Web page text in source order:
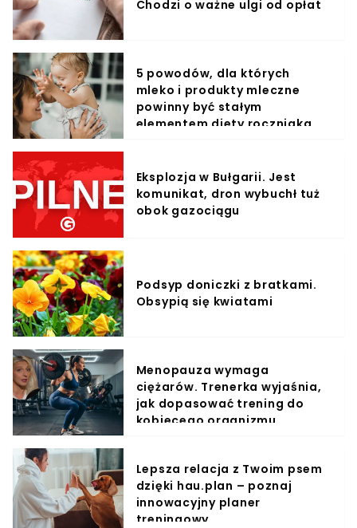
Chodzi o ważne ulgi od opłat
5 powodów, dla których
mleko i produkty mleczne
powinny być stałym
elementem diety roczniaka
Eksplozja w Bułgarii. Jest
komunikat, dron wybuchł tuż
obok gazociągu
Podsyp doniczki z bratkami.
Obsypią się kwiatami
Menopauza wymaga
ciężarów. Trenerka wyjaśnia,
jak dopasować trening do
kobiecego organizmu
Lepsza relacja z Twoim psem
dzięki hau.plan – poznaj
innowacyjny planer
treningowy